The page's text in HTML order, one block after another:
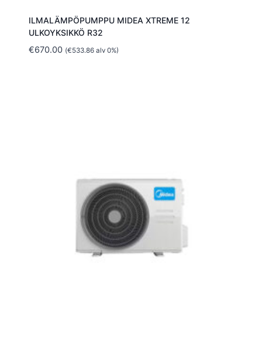
ILMALÄMPÖPUMPPU MIDEA XTREME 12
ULKOYKSIKKÖ R32
€670.00 (€533.86alv 0%)